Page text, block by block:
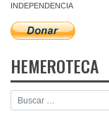
INDEPENDENCIA
HEMEROTECA